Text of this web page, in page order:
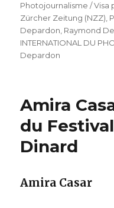
Photojournalisme / Visa
Zürcher Zeitung (NZZ),
Depardon, Raymond
INTERNATIONAL DU
Depardon
Amira
du
Dinard
Amira Casar